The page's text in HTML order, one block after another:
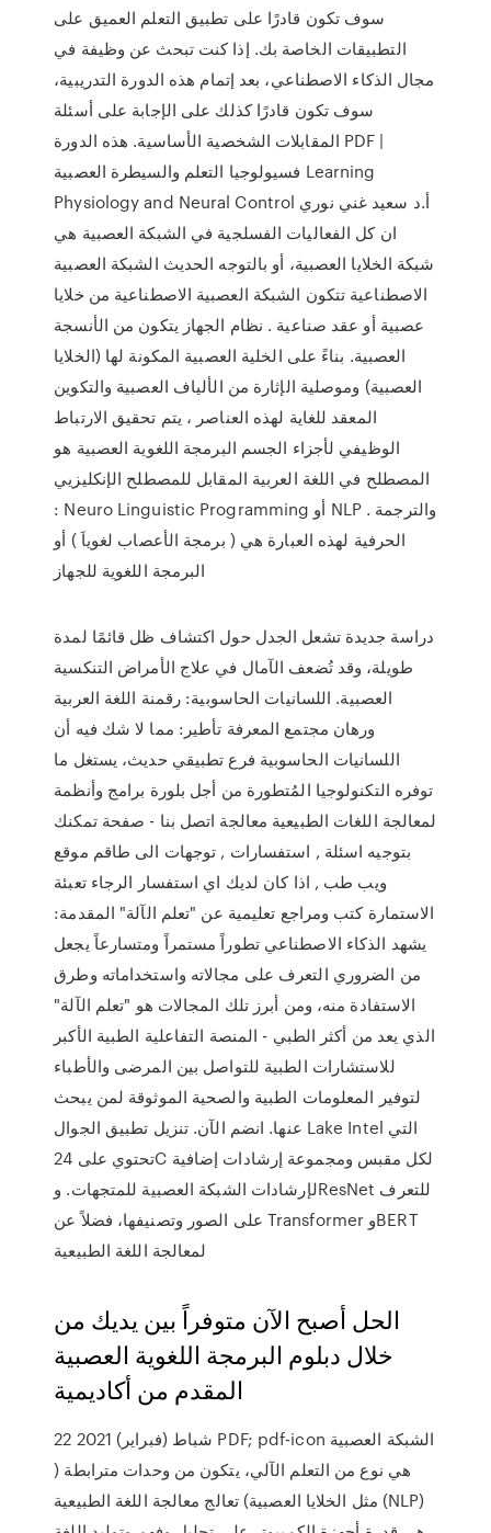
سوف تكون قادرًا على تطبيق التعلم العميق على
التطبيقات الخاصة بك. إذا كنت تبحث عن وظيفة في
مجال الذكاء الاصطناعي، بعد إتمام هذه الدورة التدريبية،
سوف تكون قادرًا كذلك على الإجابة على أسئلة
المقابلات الشخصية الأساسية. هذه الدورة PDF |
فسيولوجيا التعلم والسيطرة العصبية Learning
Physiology and Neural Control أ.د سعيد غني نوري
ان كل الفعاليات الفسلجية في الشبكة العصبية هي
شبكة الخلايا العصبية، أو بالتوجه الحديث الشبكة العصبية
الاصطناعية تتكون الشبكة العصبية الاصطناعية من خلايا
عصبية أو عقد صناعية . نظام الجهاز يتكون من الأنسجة
العصبية. بناءً على الخلية العصبية المكونة لها (الخلايا
العصبية) وموصلية الإثارة من الألياف العصبية والتكوين
المعقد للغاية لهذه العناصر ، يتم تحقيق الارتباط
الوظيفي لأجزاء الجسم البرمجة اللغوية العصبية هو
المصطلح في اللغة العربية المقابل للمصطلح الإنكليزيي
: Neuro Linguistic Programming أو NLP . والترجمة
الحرفية لهذه العبارة هي ( برمجة الأعصاب لغوياَ ) أو
البرمجة اللغوية للجهاز
دراسة جديدة تشعل الجدل حول اكتشاف ظل قائمًا لمدة
طويلة، وقد تُضعف الآمال في علاج الأمراض التنكسية
العصبية. اللسانيات الحاسوبية: رقمنة اللغة العربية
ورهان مجتمع المعرفة تأطير: مما لا شك فيه أن
اللسانيات الحاسوبية فرع تطبيقي حديث، يستغل ما
توفره التكنولوجيا المُتطورة من أجل بلورة برامج وأنظمة
لمعالجة اللغات الطبيعية معالجة اتصل بنا - صفحة تمكنك
بتوجيه اسئلة , استفسارات , توجهات الى طاقم موقع
ويب طب , اذا كان لديك اي استفسار الرجاء تعبئة
الاستمارة كتب ومراجع تعليمية عن "تعلم الآلة" المقدمة:
يشهد الذكاء الاصطناعي تطوراً مستمراً ومتسارعاً يجعل
من الضروري التعرف على مجالاته واستخداماته وطرق
الاستفادة منه، ومن أبرز تلك المجالات هو "تعلم الآلة"
الذي يعد من أكثر الطبي - المنصة التفاعلية الطبية الأكبر
للاستشارات الطبية للتواصل بين المرضى والأطباء
لتوفير المعلومات الطبية والصحية الموثوقة لمن يبحث
عنها. انضم الآن. تنزيل تطبيق الجوال Lake Intel التي
تحتوي على 24C لكل مقبس ومجموعة إرشادات إضافية
لإرشادات الشبكة العصبية للمتجهات. وResNet للتعرف
على الصور وتصنيفها، فضلاً عن Transformer وBERT
لمعالجة اللغة الطبيعية
الحل أصبح الآن متوفراً بين يديك من
خلال دبلوم البرمجة اللغوية العصبية
المقدم من أكاديمية
22 شباط (فبراير) 2021 PDF; pdf-icon الشبكة العصبية
هي نوع من التعلم الآلي، يتكون من وحدات مترابطة (
مثل الخلايا العصبية) تعالج معالجة اللغة الطبيعية (NLP)